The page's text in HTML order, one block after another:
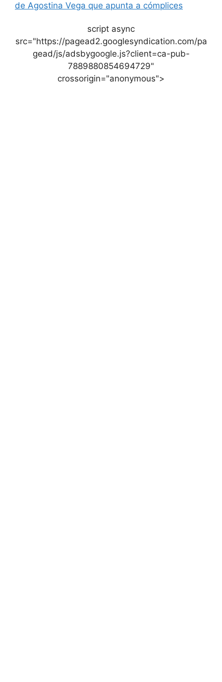
de Agostina Vega que apunta a cómplices
script async
src="https://pagead2.googlesyndication.com/pa
gead/js/adsbygoogle.js?client=ca-pub-
7889880854694729"
crossorigin="anonymous">